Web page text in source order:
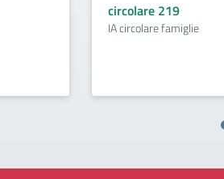
circolare 219
IA circolare famiglie